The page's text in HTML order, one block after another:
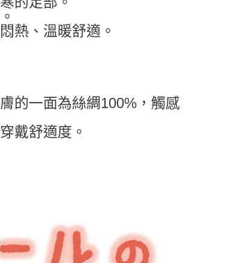
熱、溫暖舒適。
的一面為絲綢100%，觸感
戴舒適度。